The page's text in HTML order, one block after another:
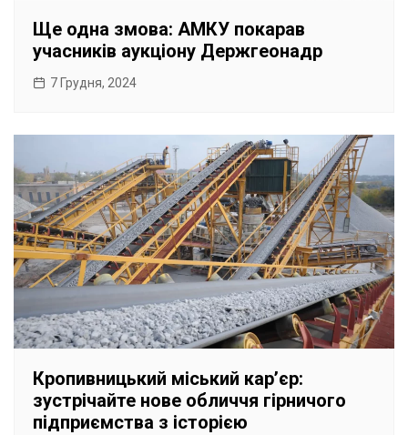
Ще одна змова: АМКУ покарав
учасників аукціону Держгеонадр
7 Грудня, 2024
Кропивницький міський карʼєр:
зустрічайте нове обличчя гірничого
підприємства з історією